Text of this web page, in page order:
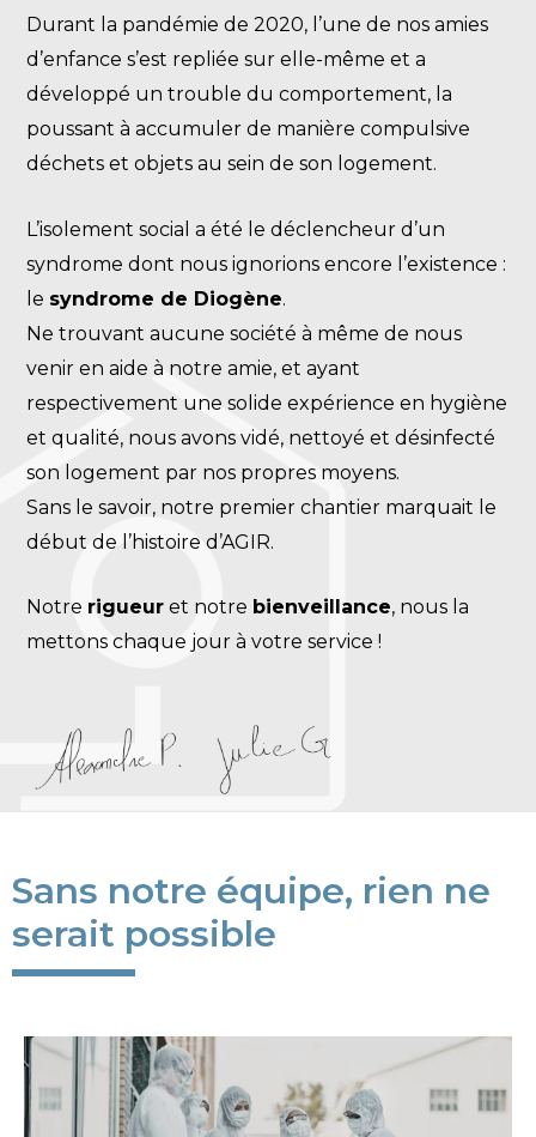
Durant la pandémie de 2020, l’une de nos amies
d’enfance s’est repliée sur elle-même et a
développé un trouble du comportement, la
poussant à accumuler de manière compulsive
déchets et objets au sein de son logement.
L’isolement social a été le déclencheur d’un
syndrome dont nous ignorions encore l’existence :
le syndrome de Diogène.
Ne trouvant aucune société à même de nous
venir en aide à notre amie, et ayant
respectivement une solide expérience en hygiène
et qualité, nous avons vidé, nettoyé et désinfecté
son logement par nos propres moyens.
Sans le savoir, notre premier chantier marquait le
début de l’histoire d’AGIR.
Notre rigueur et notre bienveillance, nous la
mettons chaque jour à votre service !
Sans notre équipe, rien ne
serait possible